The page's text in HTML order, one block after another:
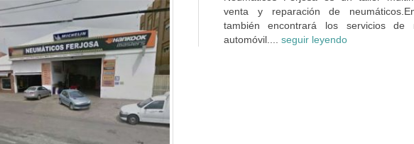
venta y reparación de
también encontrará los servicios de
automóvil.... seguir leyendo